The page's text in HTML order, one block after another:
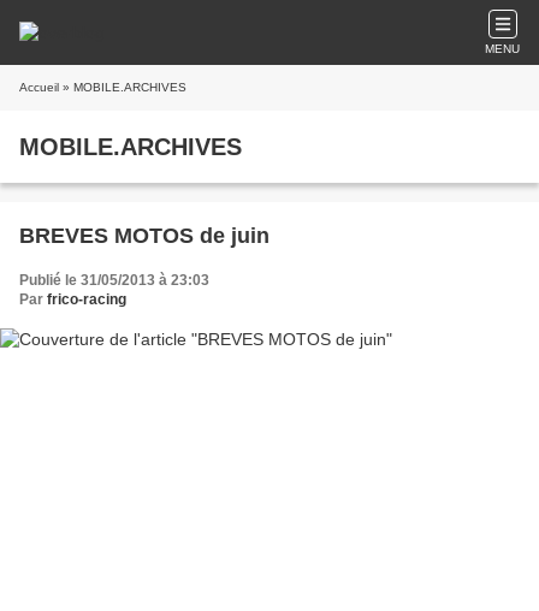
MENU
Accueil » MOBILE.ARCHIVES
MOBILE.ARCHIVES
BREVES MOTOS de juin
Publié le 31/05/2013 à 23:03
Par frico-racing